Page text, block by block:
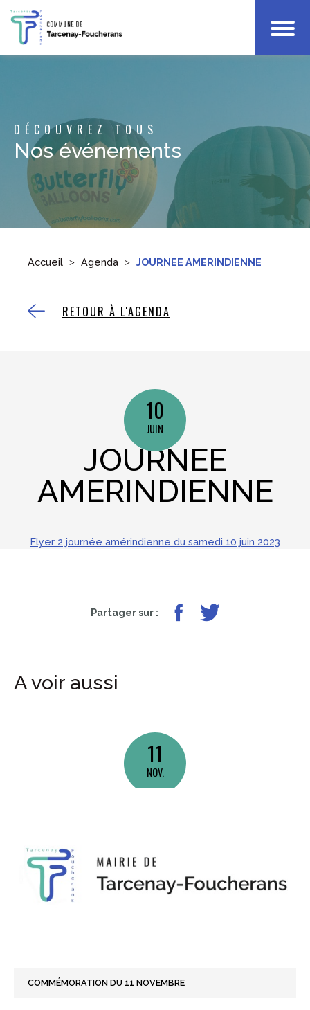
Culture & Loisirs
DÉCOUVREZ TOUS
Nos événements
Accueil Agenda JOURNEE AMERINDIENNE
RETOUR À L'AGENDA
10
JUIN
JOURNEE
AMERINDIENNE
Flyer 2 journée amérindienne du samedi 10 juin 2023
Partager sur : Partager sur Facebook
Partager sur Twitter
A voir aussi
11
NOV.
COMMÉMORATION DU 11 NOVEMBRE